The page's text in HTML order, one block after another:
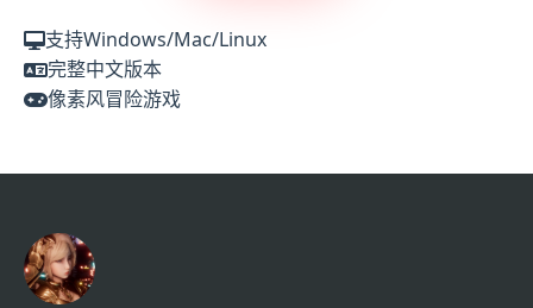
支持Windows/Mac/Linux
完整中文版本
像素风冒险游戏